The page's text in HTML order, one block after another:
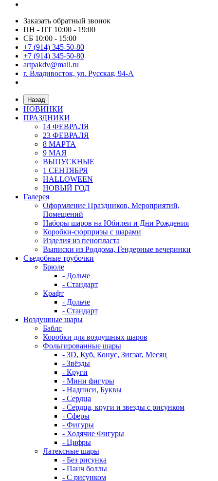
Заказать обратный звонок
ПН - ПТ 10:00 - 19:00
СБ 10:00 - 15:00
+7 (914) 345-50-80
+7 (914) 345-50-80
artpakdv@mail.ru
г. Владивосток, ул. Русская, 94-А
Назад
НОВИНКИ
ПРАЗДНИКИ
14 ФЕВРАЛЯ
23 ФЕВРАЛЯ
8 МАРТА
9 МАЯ
ВЫПУСКНЫЕ
1 СЕНТЯБРЯ
HALLOWEEN
НОВЫЙ ГОД
Галерея
Оформление Праздников, Мероприятий,
Помещений
Наборы шаров на Юбилеи и Дни Рождения
Коробки-сюрпризы с шарами
Изделия из пенопласта
Выписки из Роддома, Гендерные вечеринки
Съедобные трубочки
Брюле
- Дольче
- Стандарт
Крафт
- Дольче
- Стандарт
Воздушные шары
Баблс
Коробки для воздушных шаров
Фольгированные шары
- 3D, Куб, Конус, Зигзаг, Месяц
- Звёзды
- Круги
- Мини фигуры
- Надписи, Буквы
- Сердца
- Сердца, круги и звезды с рисунком
- Сферы
- Фигуры
- Ходячие Фигуры
- Цифры
Латексные шары
- Без рисунка
- Панч боллы
- С рисунком